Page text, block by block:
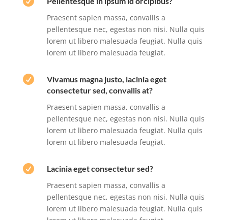
Praesent sapien massa, convallis a
pellentesque nec, egestas non nisi. Nulla quis
lorem ut libero malesuada feugiat. Nulla quis
lorem ut libero malesuada feugiat.

Vivamus magna justo, lacinia eget
consectetur sed, convallis at?
Praesent sapien massa, convallis a
pellentesque nec, egestas non nisi. Nulla quis
lorem ut libero malesuada feugiat. Nulla quis
lorem ut libero malesuada feugiat.

Lacinia eget consectetur sed?
Praesent sapien massa, convallis a
pellentesque nec, egestas non nisi. Nulla quis
lorem ut libero malesuada feugiat. Nulla quis